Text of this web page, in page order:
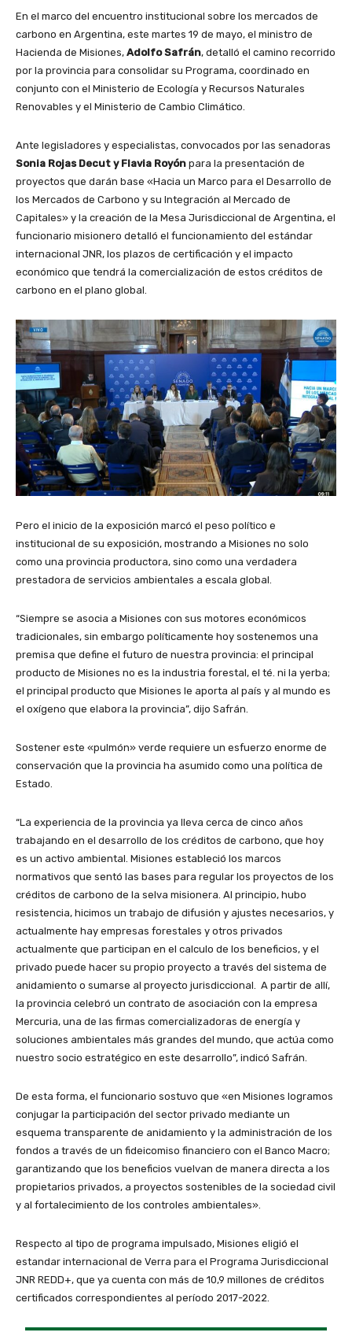
En el marco del encuentro institucional sobre los mercados de
carbono en Argentina, este martes 19 de mayo, el ministro de
Hacienda de Misiones, Adolfo Safrán, detalló el camino recorrido
por la provincia para consolidar su Programa, coordinado en
conjunto con el Ministerio de Ecología y Recursos Naturales
Renovables y el Ministerio de Cambio Climático.
Ante legisladores y especialistas, convocados por las senadoras
Sonia Rojas Decut y Flavia Royón para la presentación de
proyectos que darán base «Hacia un Marco para el Desarrollo de
los Mercados de Carbono y su Integración al Mercado de
Capitales» y la creación de la Mesa Jurisdiccional de Argentina, el
funcionario misionero detalló el funcionamiento del estándar
internacional JNR, los plazos de certificación y el impacto
económico que tendrá la comercialización de estos créditos de
carbono en el plano global.
Pero el inicio de la exposición marcó el peso político e
institucional de su exposición, mostrando a Misiones no solo
como una provincia productora, sino como una verdadera
prestadora de servicios ambientales a escala global.
“Siempre se asocia a Misiones con sus motores económicos
tradicionales, sin embargo políticamente hoy sostenemos una
premisa que define el futuro de nuestra provincia: el principal
producto de Misiones no es la industria forestal, el té. ni la yerba;
el principal producto que Misiones le aporta al país y al mundo es
el oxígeno que elabora la provincia”, dijo Safrán.
Sostener este «pulmón» verde requiere un esfuerzo enorme de
conservación que la provincia ha asumido como una política de
Estado.
“La experiencia de la provincia ya lleva cerca de cinco años
trabajando en el desarrollo de los créditos de carbono, que hoy
es un activo ambiental. Misiones estableció los marcos
normativos que sentó las bases para regular los proyectos de los
créditos de carbono de la selva misionera. Al principio, hubo
resistencia, hicimos un trabajo de difusión y ajustes necesarios, y
actualmente hay empresas forestales y otros privados
actualmente que participan en el calculo de los beneficios, y el
privado puede hacer su propio proyecto a través del sistema de
anidamiento o sumarse al proyecto jurisdiccional. A partir de allí,
la provincia celebró un contrato de asociación con la empresa
Mercuria, una de las firmas comercializadoras de energía y
soluciones ambientales más grandes del mundo, que actúa como
nuestro socio estratégico en este desarrollo”, indicó Safrán.
De esta forma, el funcionario sostuvo que «en Misiones logramos
conjugar la participación del sector privado mediante un
esquema transparente de anidamiento y la administración de los
fondos a través de un fideicomiso financiero con el Banco Macro;
garantizando que los beneficios vuelvan de manera directa a los
propietarios privados, a proyectos sostenibles de la sociedad civil
y al fortalecimiento de los controles ambientales».
Respecto al tipo de programa impulsado, Misiones eligió el
estandar internacional de Verra para el Programa Jurisdiccional
JNR REDD+, que ya cuenta con más de 10,9 millones de créditos
certificados correspondientes al período 2017-2022.